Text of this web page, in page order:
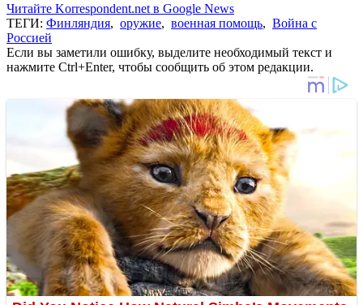
Читайте Korrespondent.net в Google News
ТЕГИ: Финляндия, оружие, военная помощь, Война с
Россией
Если вы заметили ошибку, выделите необходимый текст и
нажмите Ctrl+Enter, чтобы сообщить об этом редакции.